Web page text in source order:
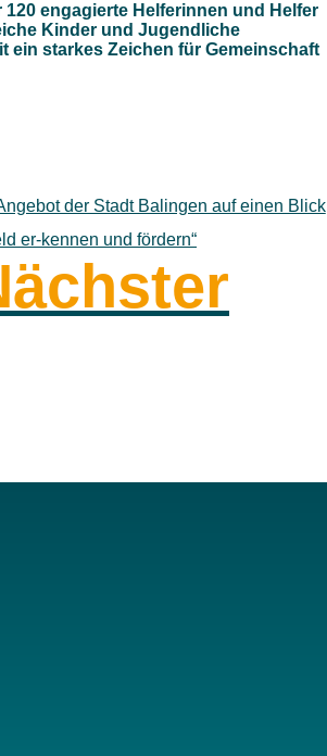
engagierte Helferinnen und Helfer
Kinder und Jugendliche
ein starkes Zeichen für Gemeinschaft
der Stadt Balingen auf einen Blick
er-kennen und fördern“